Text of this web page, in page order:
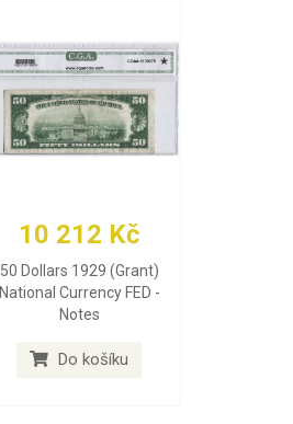
10 212 Kč
50 Dollars 1929 (Grant)
National Currency FED -
Notes
Do košíku